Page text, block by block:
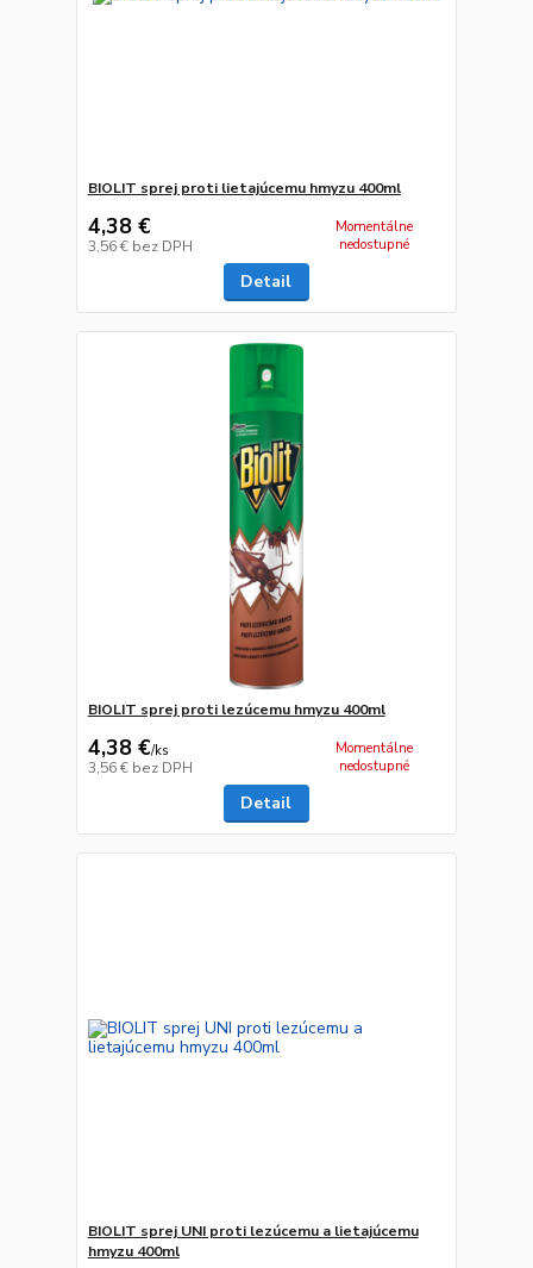
BIOLIT sprej proti lietajúcemu hmyzu 400ml
4,38 €
3,56 € bez DPH
Momentálne
nedostupné
Detail
BIOLIT sprej proti lezúcemu hmyzu 400ml
4,38 €/ks
3,56 € bez DPH
Momentálne
nedostupné
Detail
BIOLIT sprej UNI proti lezúcemu a lietajúcemu
hmyzu 400ml